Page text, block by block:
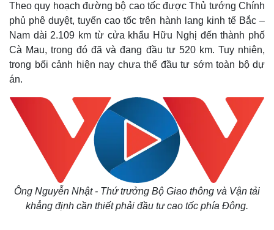
Theo quy hoạch đường bộ cao tốc được Thủ tướng Chính
phủ phê duyệt, tuyến cao tốc trên hành lang kinh tế Bắc –
Nam dài 2.109 km từ cửa khẩu Hữu Nghị đến thành phố
Cà Mau, trong đó đã và đang đầu tư 520 km. Tuy nhiên,
trong bối cảnh hiện nay chưa thể đầu tư sớm toàn bộ dự
án.
Ông Nguyễn Nhật - Thứ trưởng Bộ Giao thông và Vận tải
khẳng định cần thiết phải đầu tư cao tốc phía Đông.